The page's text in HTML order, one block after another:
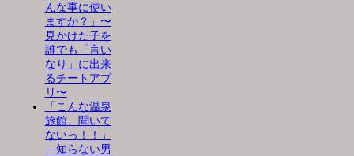
んな事に使い
ますか？」〜
見かけた子を
誰でも「言い
なり」に出来
るチートアプ
リ〜
「こんな温泉
旅館、聞いて
ないっ！！」
―知らない男